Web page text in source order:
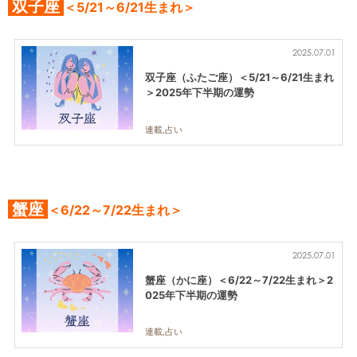
双子座 ＜5/21～6/21生まれ＞
2025.07.01
双子座（ふたご座）＜5/21～6/21生まれ
＞2025年下半期の運勢
連載,占い
蟹座 ＜6/22～7/22生まれ＞
2025.07.01
蟹座（かに座）＜6/22～7/22生まれ＞2
025年下半期の運勢
連載,占い